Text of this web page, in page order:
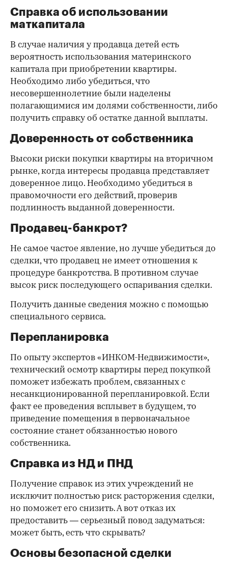
Справка об использовании
маткапитала
В случае наличия у продавца детей есть
вероятность использования материнского
капитала при приобретении квартиры.
Необходимо либо убедиться, что
несовершеннолетние были наделены
полагающимися им долями собственности, либо
получить справку об остатке данной выплаты.
Доверенность от собственника
Высоки риски покупки квартиры на вторичном
рынке, когда интересы продавца представляет
доверенное лицо. Необходимо убедиться в
правомочности его действий, проверив
подлинность выданной доверенности.
Продавец-банкрот?
Не самое частое явление, но лучше убедиться до
сделки, что продавец не имеет отношения к
процедуре банкротства. В противном случае
высок риск последующего оспаривания сделки.
Получить данные сведения можно с помощью
специального сервиса.
Перепланировка
По опыту экспертов «ИНКОМ-Недвижимости»,
технический осмотр квартиры перед покупкой
поможет избежать проблем, связанных с
несанкционированной перепланировкой. Если
факт ее проведения всплывет в будущем, то
приведение помещения в первоначальное
состояние станет обязанностью нового
собственника.
Справка из НД и ПНД
Получение справок из этих учреждений не
исключит полностью риск расторжения сделки,
но поможет его снизить. А вот отказ их
предоставить — серьезный повод задуматься:
может быть, есть что скрывать?
Основы безопасной сделки